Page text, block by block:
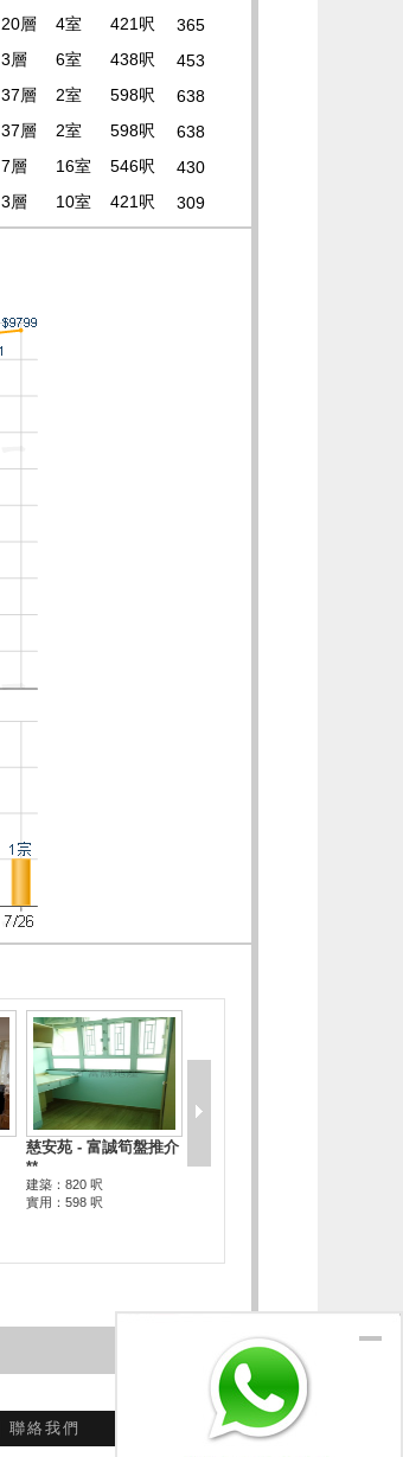
20層 4室 421呎
365
3層 6室 438呎
453
37層 2室 598呎
638
37層 2室 598呎
638
7層 16室 546呎
430
3層 10室 421呎 309
聯絡我們